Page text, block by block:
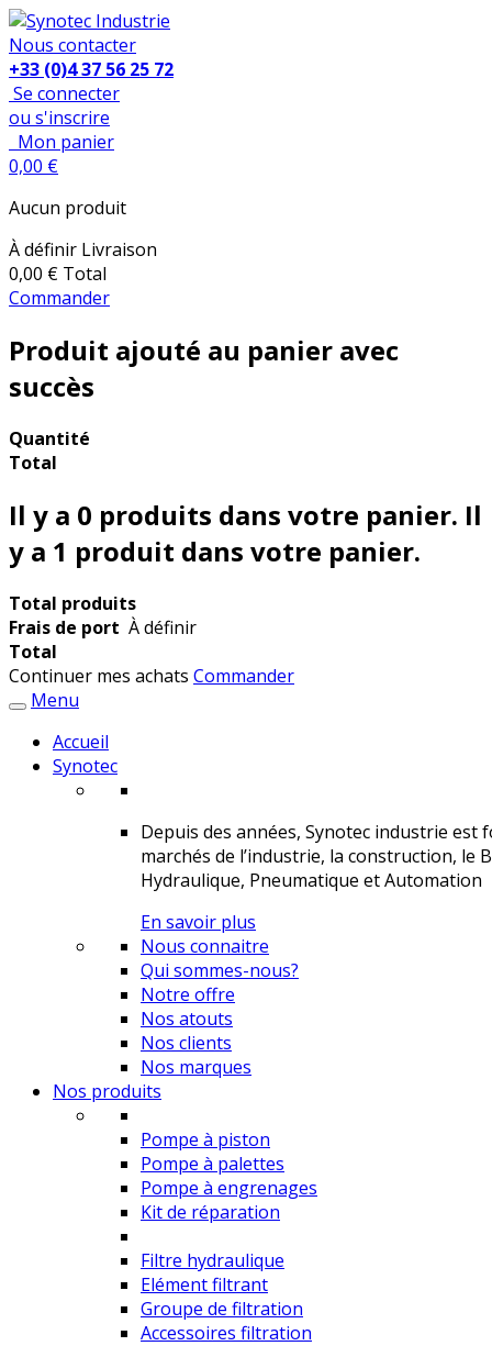
Nous contacter
+33 (0)4 37 56 25 72
Se connecter
ou s'inscrire
Mon panier
0,00 €
Aucun produit
À définir Livraison
0,00 € Total
Commander
Produit ajouté au panier avec
succès
Quantité
Total
Il y a 0 produits dans votre panier. Il
y a 1 produit dans votre panier.
Total produits
Frais de port À définir
Total
Continuer mes achats Commander
Menu
Accueil
Synotec
Depuis des années, Synotec industrie
marchés de l’industrie, la construction, le
Hydraulique, Pneumatique et Automation
En savoir plus
Nous connaitre
Qui sommes-nous?
Notre offre
Nos atouts
Nos clients
Nos marques
Nos produits
Pompe à piston
Pompe à palettes
Pompe à engrenages
Kit de réparation
Filtre hydraulique
Elément filtrant
Groupe de filtration
Accessoires filtration